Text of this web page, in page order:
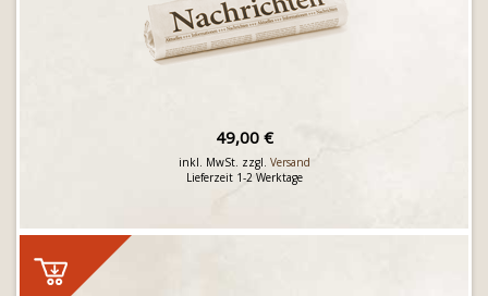
49,00 €
inkl. MwSt. zzgl. Versand
Lieferzeit 1-2 Werktage